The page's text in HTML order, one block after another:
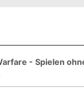
- Spielen